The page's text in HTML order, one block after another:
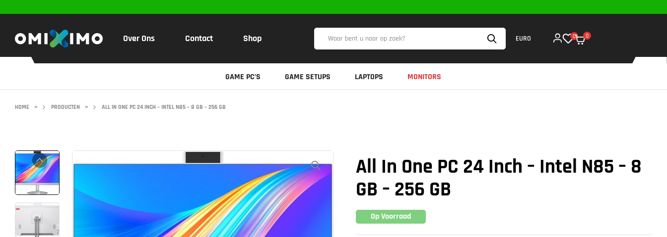
Over Ons Contact Shop EURO 0 0
GAME PC’S GAME SETUPS LAPTOPS MONITORS
HOME > PRODUCTEN > ALL IN ONE PC 24 INCH – INTEL N85 – 8 GB – 256 GB
All In One PC 24 Inch – Intel N85 – 8
GB – 256 GB
Op Voorraad